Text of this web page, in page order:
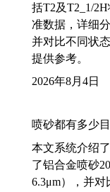
括T2及T2_1/
准数据，详细
并对比不同状
提供参考。
2026年8月4日
喷砂都有多少目
本文系统介绍
了铝合金喷砂
6.3μm），并